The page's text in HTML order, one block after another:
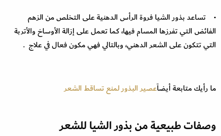
• تساعد بذور الشيا فروة الرأس الدهنية على التخلص من الزهم
الفائض التي تفرزها المسام فيها، كما تعمل على إزالة الأوساخ والأتربة
التي تتكون على الشعر الدهني، وبالتالي فهي مكون فعال في علاج .
ما رأيك متابعة أيضاًعصير البذور لمنع تساقط الشعر
وصفات طبيعية من بذور الشيا للشعر